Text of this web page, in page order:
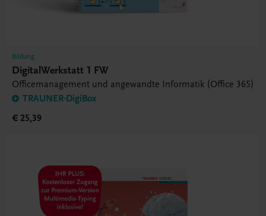
Bildung
DigitalWerkstatt 1 FW
Officemanagement und angewandte Informatik (Office 365)
TRAUNER-DigiBox
€ 25,39